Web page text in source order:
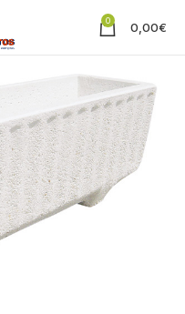
0 0,00€